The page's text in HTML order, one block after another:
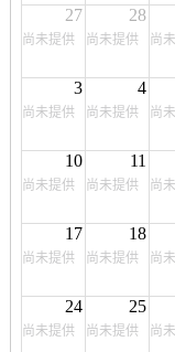
27
尚未提供
28
尚未提供 尚
3
尚未提供
4
尚未提供 尚
10
尚未提供
11
尚未提供 尚
17
尚未提供
18
尚未提供 尚
24
尚未提供
25
尚未提供 尚